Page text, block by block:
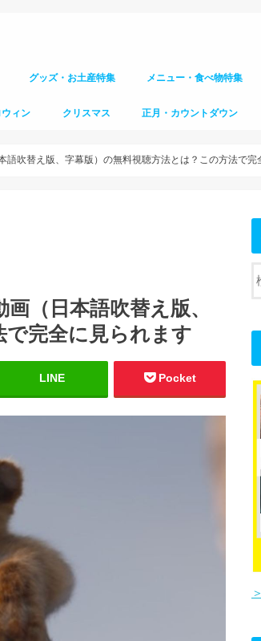
グッズ・お土産特集 メニュー・食べ物特集
ィン クリスマス 正月・カウントダウン
語吹替え版、字幕版）の無料視聴方法とは？この方法で完
（日本語吹替え版、
で完全に見られます
LINE Pocket